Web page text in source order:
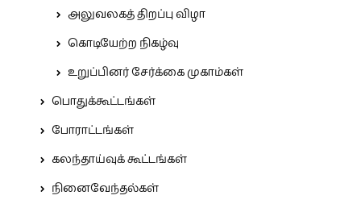
அலுவலகத் திறப்பு விழா
கொடியேற்ற நிகழ்வு
உறுப்பினர் சேர்க்கை முகாம்கள்
பொதுக்கூட்டங்கள்
போராட்டங்கள்
கலந்தாய்வுக் கூட்டங்கள்
நினைவேந்தல்கள்